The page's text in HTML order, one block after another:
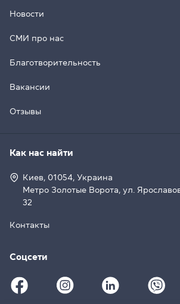
Новости
СМИ про нас
Благотворительность
Вакансии
Отзывы
Как нас найти
Киев, 01054, Украина
Метро Золотые Ворота, ул.
32
Контакты
Соцсети